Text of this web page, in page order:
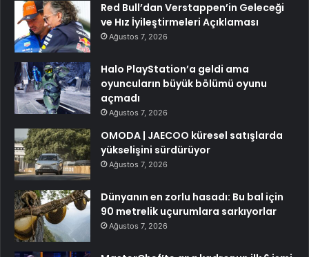
Red Bull’dan Verstappen’in Geleceği
ve Hız İyileştirmeleri Açıklaması
Ağustos 7, 2026
Halo PlayStation’a geldi ama
oyuncuların büyük bölümü oyunu
açmadı
Ağustos 7, 2026
OMODA | JAECOO küresel satışlarda
yükselişini sürdürüyor
Ağustos 7, 2026
Dünyanın en zorlu hasadı: Bu bal için
90 metrelik uçurumlara sarkıyorlar
Ağustos 7, 2026